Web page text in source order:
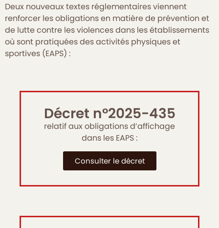
Deux nouveaux textes réglementaires viennent
renforcer les obligations en matière de prévention et
de lutte contre les violences dans les établissements
où sont pratiquées des activités physiques et
sportives (EAPS) :
Décret n°2025-435
relatif aux obligations d’affichage
dans les EAPS :
Consulter le décret